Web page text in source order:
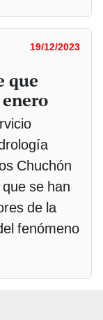
19/12/2023
que
Chuchón
se han
de la
fenómeno